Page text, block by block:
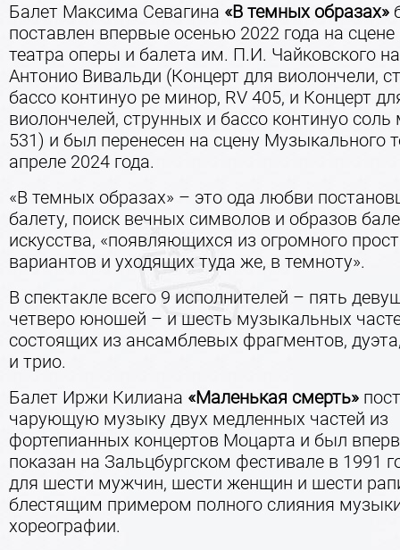
Балет Максима Севагина «В темных образах»
поставлен впервые осенью 2022 года на
театра оперы и балета им. П.И. Чайковского
Антонио Вивальди (Концерт для виолончели,
бассо континуо ре минор, RV 405, и Концерт
виолончелей, струнных и бассо континуо соль
531) и был перенесен на сцену Музыкального
апреле 2024 года.
«В темных образах» – это ода любви
балету, поиск вечных символов и образов
искусства, «появляющихся из огромного
вариантов и уходящих туда же, в темноту».
В спектакле всего 9 исполнителей – пять
четверо юношей – и шесть музыкальных
состоящих из ансамблевых фрагментов,
и трио.
Балет Иржи Килиана «Маленькая смерть»
чарующую музыку двух медленных частей из
фортепианных концертов Моцарта и был
показан на Зальцбургском фестивале в 1991
для шести мужчин, шести женщин и шести
блестящим примером полного слияния
хореографии.